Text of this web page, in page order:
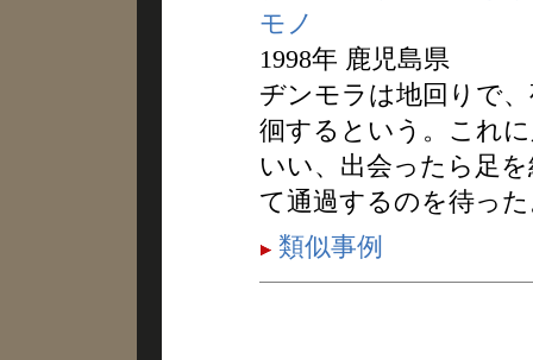
モノ
1998年 鹿児島県
ヂンモラは地回りで
徊するという。これ
いい、出会ったら足
て通過するのを待っ
類似事例